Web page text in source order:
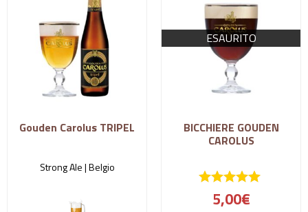
Gouden Carolus TRIPEL
Strong Ale |Belgio
ESAURITO
BICCHIERE GOUDEN
CAROLUS
5,00€